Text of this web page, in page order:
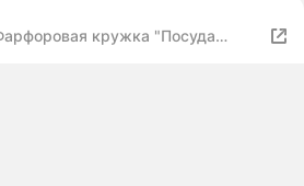
кружка "Посуда